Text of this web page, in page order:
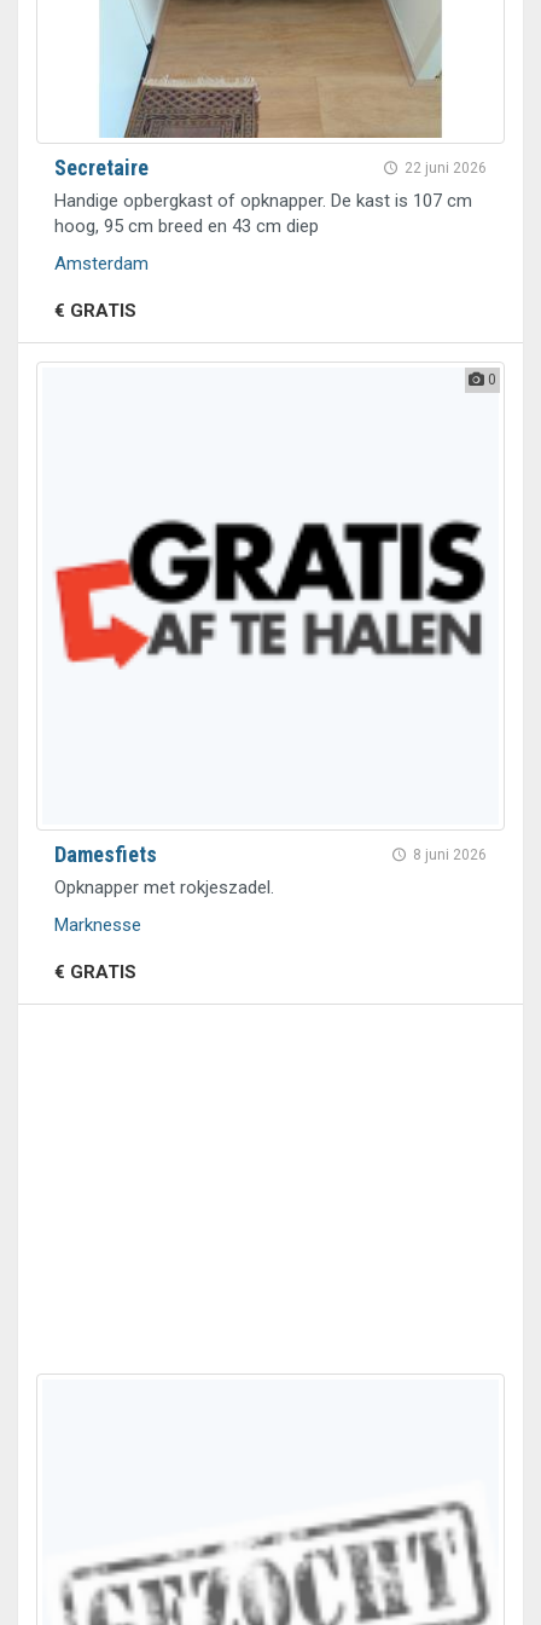
22 juni 2026
Secretaire
Handige opbergkast of opknapper. De kast is 107 cm
hoog, 95 cm breed en 43 cm diep
Amsterdam
€ GRATIS
0
8 juni 2026
Damesfiets
Opknapper met rokjeszadel.
Marknesse
€ GRATIS